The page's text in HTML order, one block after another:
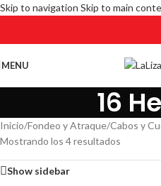
Skip to navigation Skip to main
MENU
16
Inicio/Fondeo y Atraque/Cabos y
Mostrando los 4 resultados
Show sidebar